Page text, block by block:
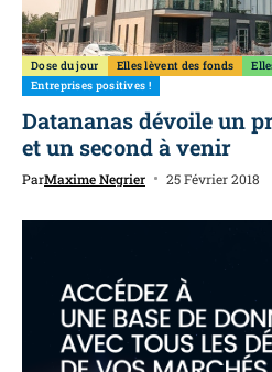
Dose du jour Elles lèvent des fonds
Entreprises positives !
Datananas dévoile un
et un second à venir
ParMaxime Negrier 25 Février 2018